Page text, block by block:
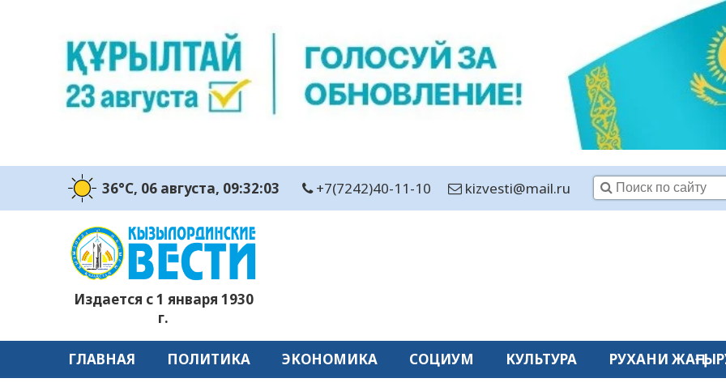
36°C, 06 августа, 09:32:04 +7(7242)40-11-10 kizvesti@mail.ru
Издается с 1 января 1930
г.
ГЛАВНАЯ ПОЛИТИКА ЭКОНОМИКА СОЦИУМ КУЛЬТУРА РУХАНИ